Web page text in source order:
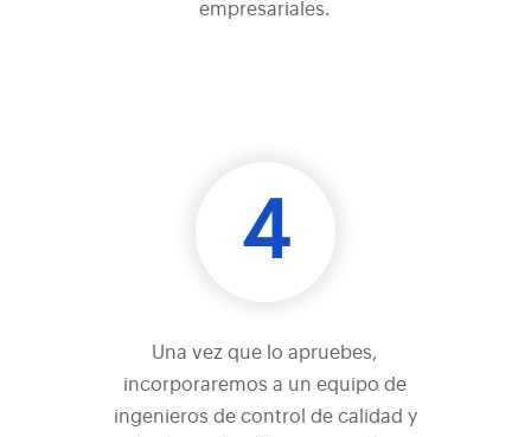
empresariales.
4
Una vez que lo apruebes,
incorporaremos a un equipo de
ingenieros de control de calidad y